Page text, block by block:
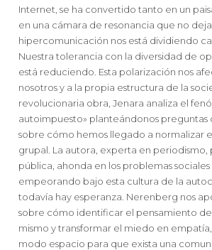
Internet, se ha convertido tanto en un
en una cámara de resonancia que no
hipercomunicación nos está dividiendo
Nuestra tolerancia con la diversidad de
está reduciendo. Esta polarización nos
nosotros y a la propia estructura de la
revolucionaria obra, Jenara analiza el
autoimpuesto» planteándonos preguntas
sobre cómo hemos llegado a normalizar
grupal. La autora, experta en periodismo,
pública, ahonda en los problemas
empeorando bajo esta cultura de la
todavía hay esperanza. Nerenberg nos
sobre cómo identificar el pensamiento
mismo y transformar el miedo en
modo espacio para que exista una